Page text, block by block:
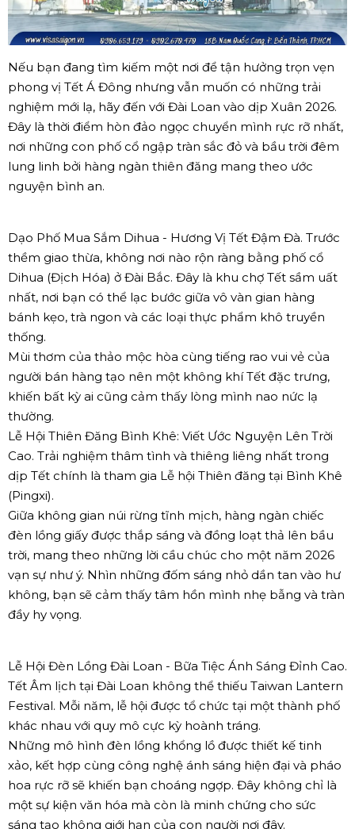
Nếu bạn đang tìm kiếm một nơi để tận hưởng trọn vẹn
phong vị Tết Á Đông nhưng vẫn muốn có những trải
nghiệm mới lạ, hãy đến với Đài Loan vào dịp Xuân 2026.
Đây là thời điểm hòn đảo ngọc chuyển mình rực rỡ nhất,
nơi những con phố cổ ngập tràn sắc đỏ và bầu trời đêm
lung linh bởi hàng ngàn thiên đăng mang theo ước
nguyện bình an.
Dạo Phố Mua Sắm Dihua - Hương Vị Tết Đậm Đà. Trước
thềm giao thừa, không nơi nào rộn ràng bằng phố cổ
Dihua (Địch Hóa) ở Đài Bắc. Đây là khu chợ Tết sầm uất
nhất, nơi bạn có thể lạc bước giữa vô vàn gian hàng
bánh kẹo, trà ngon và các loại thực phẩm khô truyền
thống.
Mùi thơm của thảo mộc hòa cùng tiếng rao vui vẻ của
người bán hàng tạo nên một không khí Tết đặc trưng,
khiến bất kỳ ai cũng cảm thấy lòng mình nao nức lạ
thường.
Lễ Hội Thiên Đăng Bình Khê: Viết Ước Nguyện Lên Trời
Cao. Trải nghiệm thâm tình và thiêng liêng nhất trong
dịp Tết chính là tham gia Lễ hội Thiên đăng tại Bình Khê
(Pingxi).
Giữa không gian núi rừng tĩnh mịch, hàng ngàn chiếc
đèn lồng giấy được thắp sáng và đồng loạt thả lên bầu
trời, mang theo những lời cầu chúc cho một năm 2026
vạn sự như ý. Nhìn những đốm sáng nhỏ dần tan vào hư
không, bạn sẽ cảm thấy tâm hồn mình nhẹ bẫng và tràn
đầy hy vọng.
Lễ Hội Đèn Lồng Đài Loan - Bữa Tiệc Ánh Sáng Đỉnh Cao.
Tết Âm lịch tại Đài Loan không thể thiếu Taiwan Lantern
Festival. Mỗi năm, lễ hội được tổ chức tại một thành phố
khác nhau với quy mô cực kỳ hoành tráng.
Những mô hình đèn lồng khổng lồ được thiết kế tinh
xảo, kết hợp cùng công nghệ ánh sáng hiện đại và pháo
hoa rực rỡ sẽ khiến bạn choáng ngợp. Đây không chỉ là
một sự kiện văn hóa mà còn là minh chứng cho sức
sáng tạo không giới hạn của con người nơi đây.